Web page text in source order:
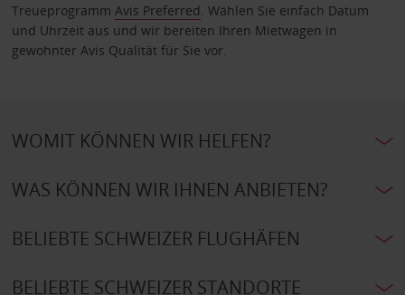
Treueprogramm Avis Preferred . Wählen Sie einfach Datum
und Uhrzeit aus und wir bereiten Ihren Mietwagen in
gewohnter Avis Qualität für Sie vor.
WOMIT KÖNNEN WIR HELFEN?
WAS KÖNNEN WIR IHNEN ANBIETEN?
BELIEBTE SCHWEIZER FLUGHÄFEN
BELIEBTE SCHWEIZER STANDORTE